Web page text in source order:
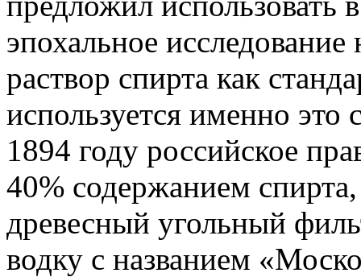
эпохальное
раствор спирта как
используется именно
1894 году российское
40% содержанием
древесный угольный
водку с названием